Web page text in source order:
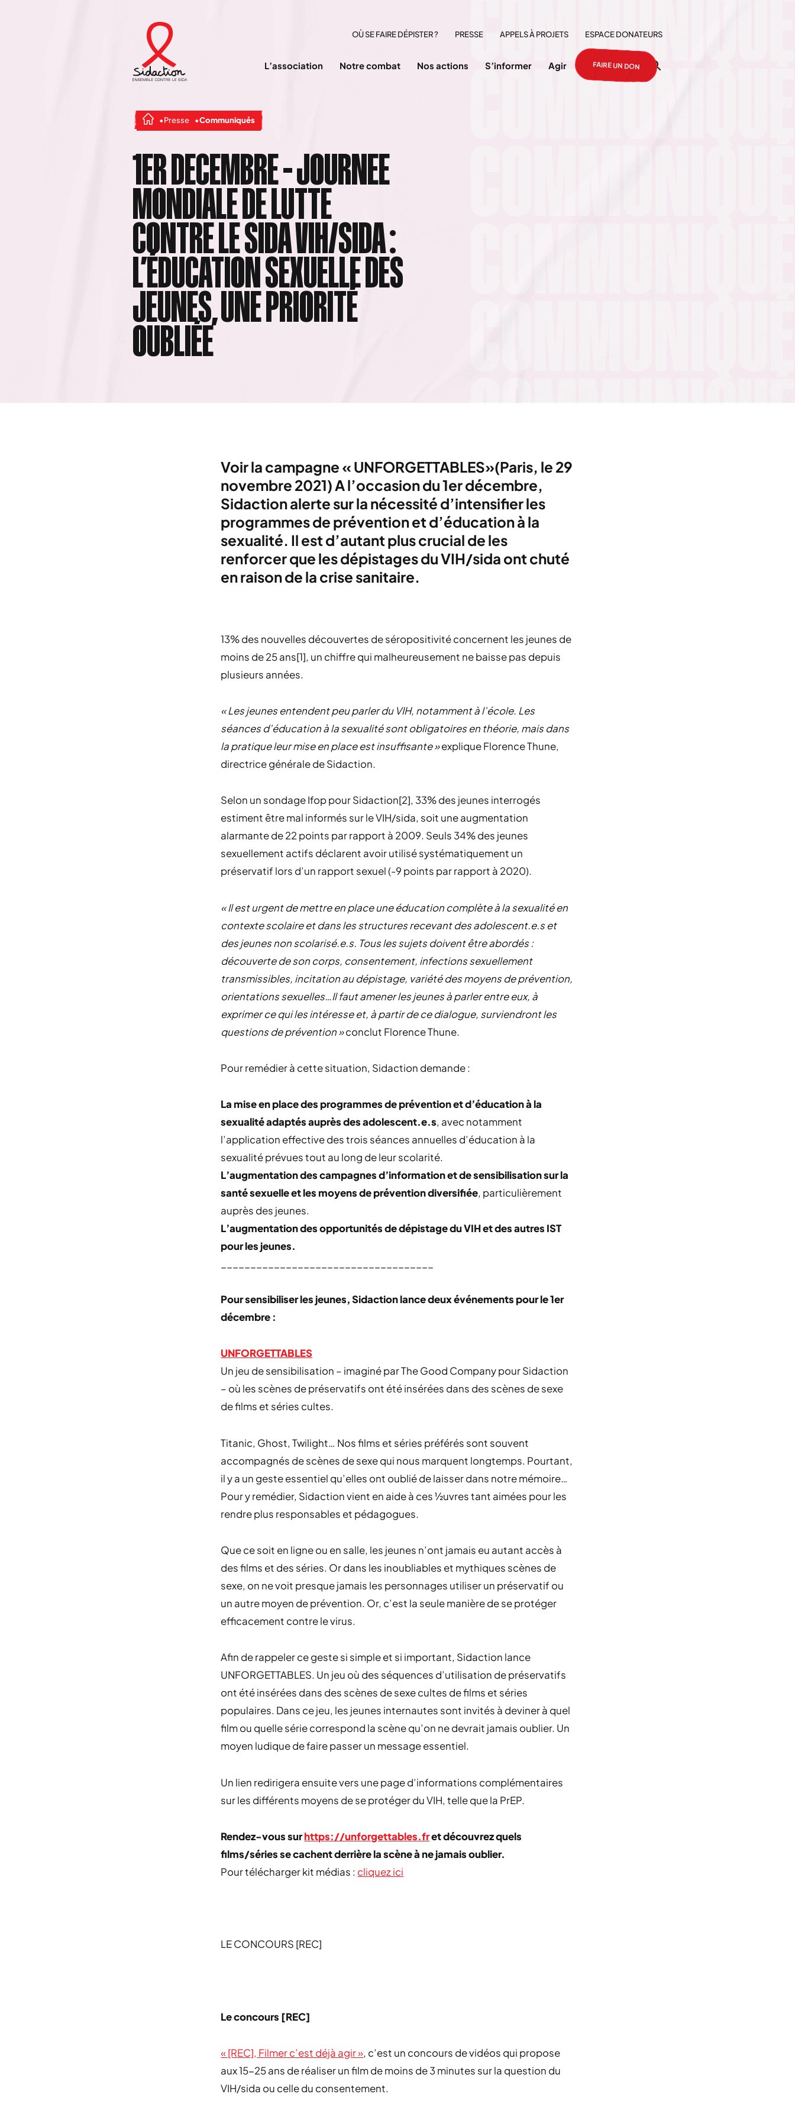
OÙ SE FAIRE DÉPISTER ? PRESSE APPELS À PROJETS ESPACE DONATEURS
L’association Notre combat Nos actions S’informer Agir FAIRE UN DON
Presse Communiqués
1ER DECEMBRE – JOURNEE
MONDIALE DE LUTTE
CONTRE LE SIDA VIH/SIDA :
L’ÉDUCATION SEXUELLE DES
JEUNES, UNE PRIORITÉ
OUBLIÉE
Voir la campagne « UNFORGETTABLES»(Paris, le 29
novembre 2021) A l’occasion du 1er décembre,
Sidaction alerte sur la nécessité d’intensifier les
programmes de prévention et d’éducation à la
sexualité. Il est d’autant plus crucial de les
renforcer que les dépistages du VIH/sida ont chuté
en raison de la crise sanitaire.
13% des nouvelles découvertes de séropositivité concernent les jeunes de
moins de 25 ans[1], un chiffre qui malheureusement ne baisse pas depuis
plusieurs années.
« Les jeunes entendent peu parler du VIH, notamment à l’école. Les
séances d’éducation à la sexualité sont obligatoires en théorie, mais dans
la pratique leur mise en place est insuffisante »explique Florence Thune,
directrice générale de Sidaction.
Selon un sondage Ifop pour Sidaction[2], 33% des jeunes interrogés
estiment être mal informés sur le VIH/sida, soit une augmentation
alarmante de 22 points par rapport à 2009. Seuls 34% des jeunes
sexuellement actifs déclarent avoir utilisé systématiquement un
préservatif lors d’un rapport sexuel (-9 points par rapport à 2020).
« Il est urgent de mettre en place une éducation complète à la sexualité en
contexte scolaire et dans les structures recevant des adolescent.e.s et
des jeunes non scolarisé.e.s. Tous les sujets doivent être abordés :
découverte de son corps, consentement, infections sexuellement
transmissibles, incitation au dépistage, variété des moyens de prévention,
orientations sexuelles…Il faut amener les jeunes à parler entre eux, à
exprimer ce qui les intéresse et, à partir de ce dialogue, surviendront les
questions de prévention »conclut Florence Thune.
Pour remédier à cette situation, Sidaction demande :
La mise en place des programmes de prévention et d’éducation à la
sexualité adaptés auprès des adolescent.e.s, avec notamment
l’application effective des trois séances annuelles d’éducation à la
sexualité prévues tout au long de leur scolarité.
L’augmentation des campagnes d’information et de sensibilisation sur la
santé sexuelle et les moyens de prévention diversifiée, particulièrement
auprès des jeunes.
L’augmentation des opportunités de dépistage du VIH et des autres IST
pour les jeunes.
Pour sensibiliser les jeunes, Sidaction lance deux événements pour le 1er
décembre :
UNFORGETTABLES
Un jeu de sensibilisation – imaginé par The Good Company pour Sidaction
– où les scènes de préservatifs ont été insérées dans des scènes de sexe
de films et séries cultes.
Titanic, Ghost, Twilight… Nos films et séries préférés sont souvent
accompagnés de scènes de sexe qui nous marquent longtemps. Pourtant,
il y a un geste essentiel qu’elles ont oublié de laisser dans notre mémoire…
Pour y remédier, Sidaction vient en aide à ces ½uvres tant aimées pour les
rendre plus responsables et pédagogues.
Que ce soit en ligne ou en salle, les jeunes n’ont jamais eu autant accès à
des films et des séries. Or dans les inoubliables et mythiques scènes de
sexe, on ne voit presque jamais les personnages utiliser un préservatif ou
un autre moyen de prévention. Or, c’est la seule manière de se protéger
efficacement contre le virus.
Afin de rappeler ce geste si simple et si important, Sidaction lance
UNFORGETTABLES. Un jeu où des séquences d’utilisation de préservatifs
ont été insérées dans des scènes de sexe cultes de films et séries
populaires. Dans ce jeu, les jeunes internautes sont invités à deviner à quel
film ou quelle série correspond la scène qu’on ne devrait jamais oublier. Un
moyen ludique de faire passer un message essentiel.
Un lien redirigera ensuite vers une page d’informations complémentaires
sur les différents moyens de se protéger du VIH, telle que la PrEP.
Rendez-vous surhttps://unforgettables.fret découvrez quels
films/séries se cachent derrière la scène à ne jamais oublier.
Pour télécharger kit médias : cliquez ici
LE CONCOURS [REC]
Le concours [REC]
« [REC], Filmer c’est déjà agir », c’est un concours de vidéos qui propose
aux 15-25 ans de réaliser un film de moins de 3 minutes sur la question du
VIH/sida ou celle du consentement.